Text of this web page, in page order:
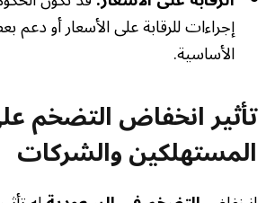
إجراءات للرقابة على الأسعار أو
الأساسية.
تأثير انخفاض التضخم
المستهلكين والشركات